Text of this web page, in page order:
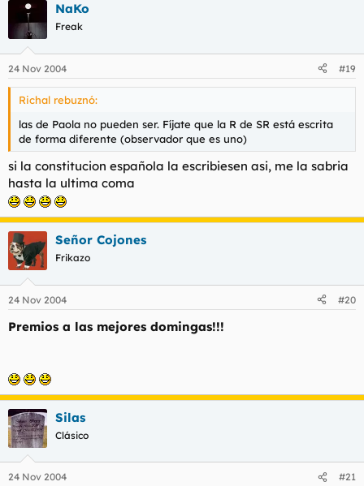
NaKo
Freak
24 Nov 2004 #19
Richal rebuznó:
las de Paola no pueden ser. Fíjate que la R de SR está escrita
de forma diferente (observador que es uno)
si la constitucion española la escribiesen asi, me la sabria
hasta la ultima coma
Señor Cojones
Frikazo
24 Nov 2004 #20
Premios a las mejores domingas!!!
Silas
Clásico
24 Nov 2004 #21